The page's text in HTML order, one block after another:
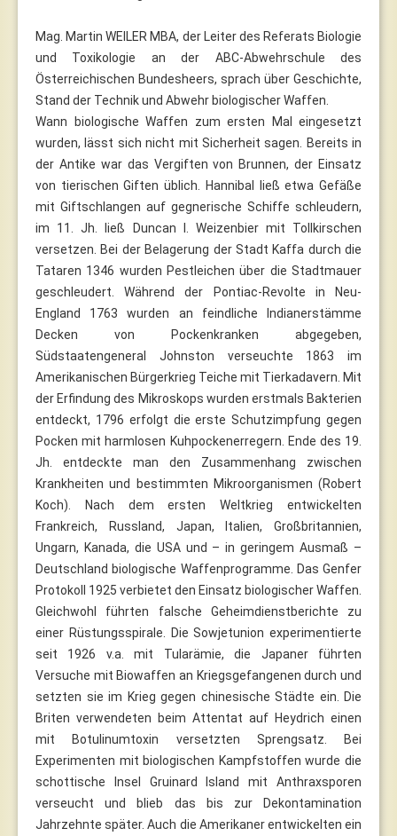
Mag. Martin WEILER MBA, der Leiter des Referats Biologie
und Toxikologie an der ABC-Abwehrschule des
Österreichischen Bundesheers, sprach über Geschichte,
Stand der Technik und Abwehr biologischer Waffen.
Wann biologische Waffen zum ersten Mal eingesetzt
wurden, lässt sich nicht mit Sicherheit sagen. Bereits in
der Antike war das Vergiften von Brunnen, der Einsatz
von tierischen Giften üblich. Hannibal ließ etwa Gefäße
mit Giftschlangen auf gegnerische Schiffe schleudern,
im 11. Jh. ließ Duncan I. Weizenbier mit Tollkirschen
versetzen. Bei der Belagerung der Stadt Kaffa durch die
Tataren 1346 wurden Pestleichen über die Stadtmauer
geschleudert. Während der Pontiac-Revolte in Neu-
England 1763 wurden an feindliche Indianerstämme
Decken von Pockenkranken abgegeben,
Südstaatengeneral Johnston verseuchte 1863 im
Amerikanischen Bürgerkrieg Teiche mit Tierkadavern. Mit
der Erfindung des Mikroskops wurden erstmals Bakterien
entdeckt, 1796 erfolgt die erste Schutzimpfung gegen
Pocken mit harmlosen Kuhpockenerregern. Ende des 19.
Jh. entdeckte man den Zusammenhang zwischen
Krankheiten und bestimmten Mikroorganismen (Robert
Koch). Nach dem ersten Weltkrieg entwickelten
Frankreich, Russland, Japan, Italien, Großbritannien,
Ungarn, Kanada, die USA und – in geringem Ausmaß –
Deutschland biologische Waffenprogramme. Das Genfer
Protokoll 1925 verbietet den Einsatz biologischer Waffen.
Gleichwohl führten falsche Geheimdienstberichte zu
einer Rüstungsspirale. Die Sowjetunion experimentierte
seit 1926 v.a. mit Tularämie, die Japaner führten
Versuche mit Biowaffen an Kriegsgefangenen durch und
setzten sie im Krieg gegen chinesische Städte ein. Die
Briten verwendeten beim Attentat auf Heydrich einen
mit Botulinumtoxin versetzten Sprengsatz. Bei
Experimenten mit biologischen Kampfstoffen wurde die
schottische Insel Gruinard Island mit Anthraxsporen
verseucht und blieb das bis zur Dekontamination
Jahrzehnte später. Auch die Amerikaner entwickelten ein